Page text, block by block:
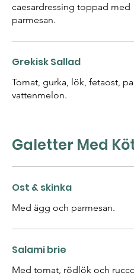
caesardressing toppad med
parmesan.
Grekisk Sallad
Tomat, gurka, lök, fetaost,
vattenmelon.
Galetter Med
Ost & skinka
Med ägg och parmesan.
Salami brie
Med tomat, rödlök och